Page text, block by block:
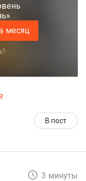
месяц
В пост
3 минуты